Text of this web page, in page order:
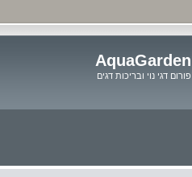
AquaGarden
פורום דגי נוי ובריכות דגים
לתוכן